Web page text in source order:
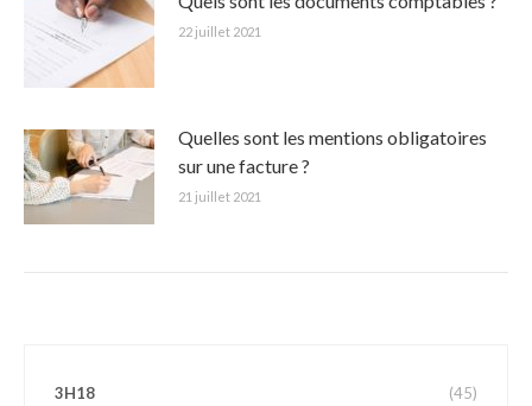
22 juillet 2021
Quelles sont les mentions obligatoires
sur une facture ?
21 juillet 2021
3H18
(45)